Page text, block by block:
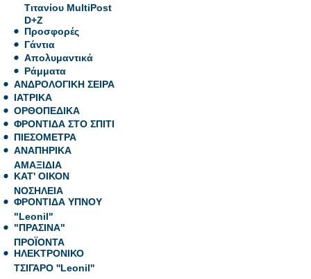
Τιτανίου MultiPost
D+Z
Προσφορές
Γάντια
Απολυμαντικά
Ράμματα
ΑΝΔΡΟΛΟΓΙΚΗ ΣΕΙΡΑ
ΙΑΤΡΙΚΑ
ΟΡΘΟΠΕΔΙΚΑ
ΦΡΟΝΤΙΔΑ ΣΤΟ ΣΠΙΤΙ
ΠΙΕΣΟΜΕΤΡΑ
ΑΝΑΠΗΡΙΚΑ
ΑΜΑΞΙΔΙΑ
ΚΑΤ' ΟΙΚΟΝ
ΝΟΣΗΛΕΙΑ
ΦΡΟΝΤΙΔΑ ΥΠΝΟΥ
"Leonil"
"ΠΡΑΣΙΝΑ"
ΠΡΟΪΟΝΤΑ
ΗΛΕΚΤΡΟΝΙΚΟ
ΤΣΙΓΑΡΟ ''Leonil''